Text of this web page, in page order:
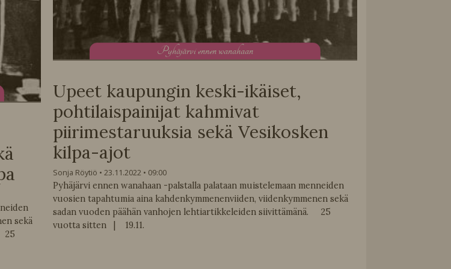
sekä
25
Pyhäjärvi ennen wanahaan
Upeet kaupungin keski-ikäiset,
pohtilaispainijat kahmivat
piirimestaruuksia sekä Vesikosken
kilpa-ajot
Sonja Röytiö 23.11.2022
09:00
Pyhäjärvi ennen wanahaan -palstalla palataan muistelemaan menneiden
vuosien tapahtumia aina kahdenkymmenenviiden, viidenkymmenen sekä
sadan vuoden päähän vanhojen lehtiartikkeleiden siivittämänä. 25
vuotta sitten | 19.11.